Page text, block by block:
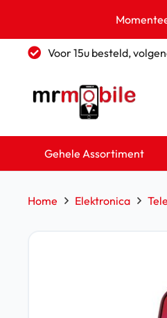
Voor 15u besteld,
Gehele Assortiment
Home Elektronica